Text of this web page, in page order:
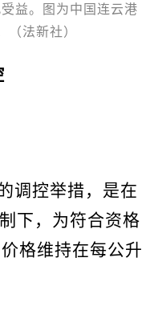
益。图为中国连云港
法新社）
调控举措，是在
下，为符合资格
格维持在每公升